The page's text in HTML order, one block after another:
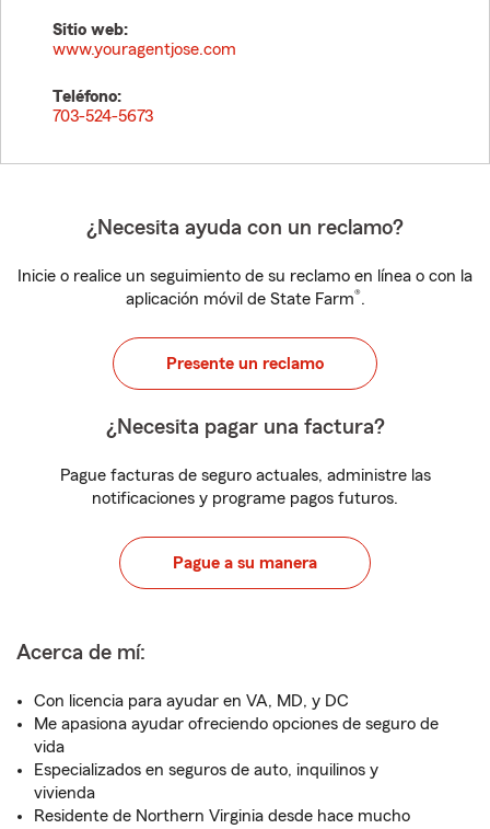
Sitio web:
www.youragentjose.com
Teléfono:
703-524-5673
¿Necesita ayuda con un reclamo?
Inicie o realice un seguimiento de su reclamo en línea o con la
aplicación móvil de State Farm®.
Presente un reclamo
¿Necesita pagar una factura?
Pague facturas de seguro actuales, administre las
notificaciones y programe pagos futuros.
Pague a su manera
Acerca de mí:
Con licencia para ayudar en VA, MD, y DC
Me apasiona ayudar ofreciendo opciones de seguro de
vida
Especializados en seguros de auto, inquilinos y
vivienda
Residente de Northern Virginia desde hace mucho